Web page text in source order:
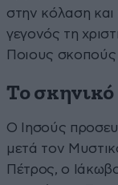
στην κόλαση
γεγονός τη
Ποιους σκοπούς
Το σκηνικό
Ο Ιησούς
μετά τον
Πέτρος, ο